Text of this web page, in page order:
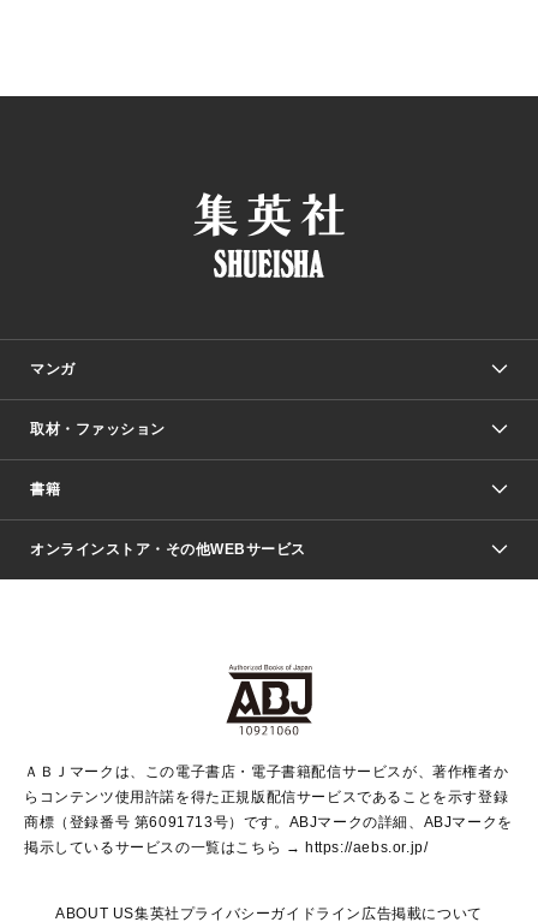
マンガ
少年マンガ
Vジャンプ
ジャンプルーキー！
ジャンプTOON
S-MANGA
集英社ジャンプリミックス
週刊ヤングジャンプ
ウルトラジャンプ
少女マンガ
リマコミ＋
マンガMeets
月刊オフィスユー
取材・ファッション
Seventeen
LEE
Marisol
芸能・情報・スポーツ
パラスポ＋！
書籍
文芸・文庫・総合
青春と読書
アジア人物史
集英社新書
集英社新書プラス
よみタイ
ライトノベル・ノベライズ
集英社Webマガジン Cobalt
集英社オレンジ文庫
シフォン文庫
集英社みらい文庫
S-KIDS.LAND
オンラインストア・その他WEBサービス
SHUEISHA MANGA-ART HERITAGE
HAPPY PLUS STORE
shueisha vox
EDITOR'S LAB
ＡＢＪマークは、この電子書店・電子書籍配信サービスが、著作権者か
らコンテンツ使用許諾を得た正規版配信サービスであることを示す登録
商標（登録番号 第6091713号）です。ABJマークの詳細、ABJマークを
掲示しているサービスの一覧はこちら → https://aebs.or.jp/
ABOUT US集英社プライバシーガイドライン 広告掲載について